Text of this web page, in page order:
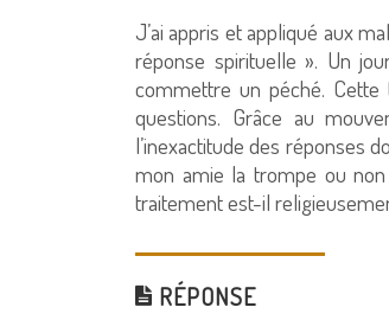
J’ai appris et appliqué aux
réponse spirituelle ». Un
commettre un péché.
questions. Grâce au
l’inexactitude des réponses
mon amie la trompe ou
traitement est-il
RÉPONSE